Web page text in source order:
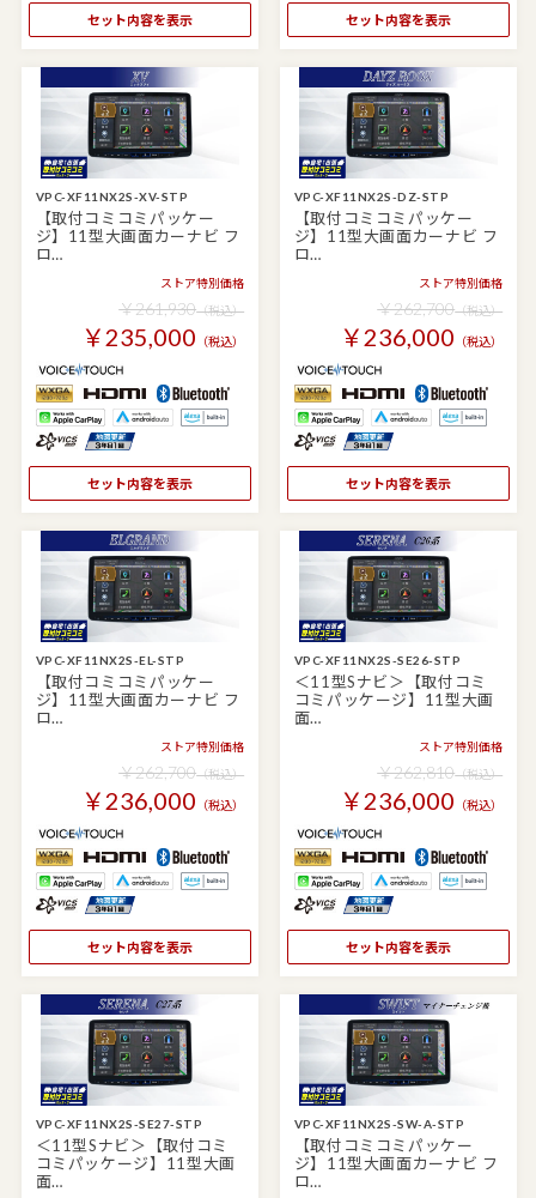
セット内容を表示 セット内容を表示
VPC-XF11NX2S-XV-STP
【取付コミコミパッケー
ジ】11型大画面カーナビ フ
ロ…
ストア特別価格
￥261,930（税込）
￥235,000 （税込）
セット内容を表示
VPC-XF11NX2S-DZ-STP
【取付コミコミパッケー
ジ】11型大画面カーナビ フ
ロ…
ストア特別価格
￥262,700（税込）
￥236,000 （税込）
セット内容を表示
VPC-XF11NX2S-EL-STP
【取付コミコミパッケー
ジ】11型大画面カーナビ フ
ロ…
ストア特別価格
￥262,700（税込）
￥236,000 （税込）
セット内容を表示
VPC-XF11NX2S-SE26-STP
＜11型Sナビ＞【取付コミ
コミパッケージ】11型大画
面…
ストア特別価格
￥262,810（税込）
￥236,000 （税込）
セット内容を表示
VPC-XF11NX2S-SE27-STP
＜11型Sナビ＞【取付コミ
コミパッケージ】11型大画
面…
VPC-XF11NX2S-SW-A-STP
【取付コミコミパッケー
ジ】11型大画面カーナビ フ
ロ…